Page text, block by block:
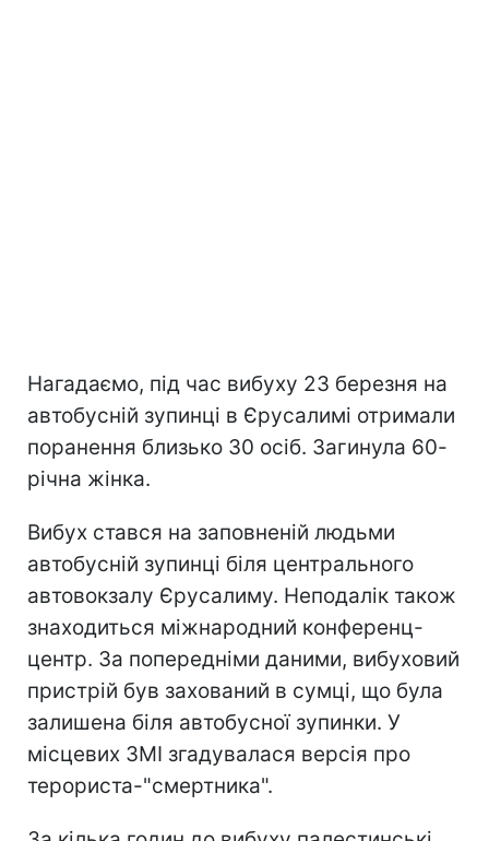
Нагадаємо, під час вибуху 23 березня на
автобусній зупинці в Єрусалимі отримали
поранення близько 30 осіб. Загинула 60-
річна жінка.
Вибух стався на заповненій людьми
автобусній зупинці біля центрального
автовокзалу Єрусалиму. Неподалік також
знаходиться міжнародний конференц-
центр. За попередніми даними, вибуховий
пристрій був захований в сумці, що була
залишена біля автобусної зупинки. У
місцевих ЗМІ згадувалася версія про
терориста-"смертника".